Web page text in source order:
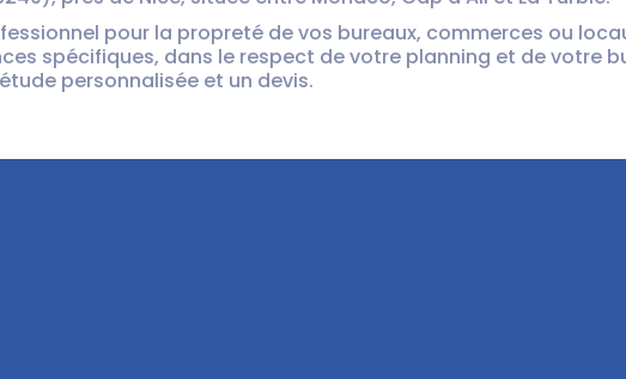
pour la propreté de vos bureaux, commerces ou
spécifiques, dans le respect de votre planning et de votre
personnalisée et un devis.